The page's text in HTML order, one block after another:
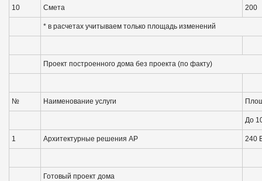
10 Смета 200
* в расчетах учитываем только площадь изменений
Проект построенного дома без проекта (по факту)
№ Наименование услуги
До
1 Архитектурные решения АР 240
Готовый проект дома